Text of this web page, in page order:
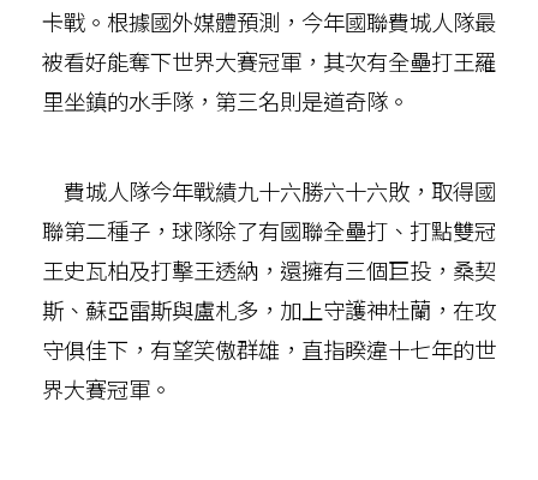
卡戰。根據國外媒體預測，今年國聯費城人隊最
被看好能奪下世界大賽冠軍，其次有全壘打王羅
里坐鎮的水手隊，第三名則是道奇隊。
費城人隊今年戰績九十六勝六十六敗，取得國
聯第二種子，球隊除了有國聯全壘打、打點雙冠
王史瓦柏及打擊王透納，還擁有三個巨投，桑契
斯、蘇亞雷斯與盧札多，加上守護神杜蘭，在攻
守俱佳下，有望笑傲群雄，直指睽違十七年的世
界大賽冠軍。